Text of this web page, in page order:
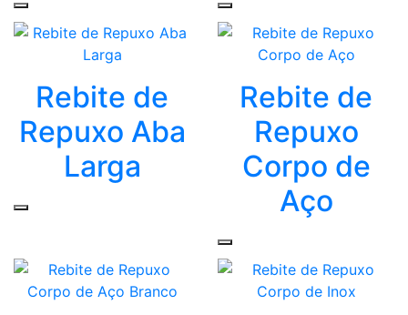
Rebite de
Repuxo Aba
Larga
Rebite de
Repuxo
Corpo de
Aço